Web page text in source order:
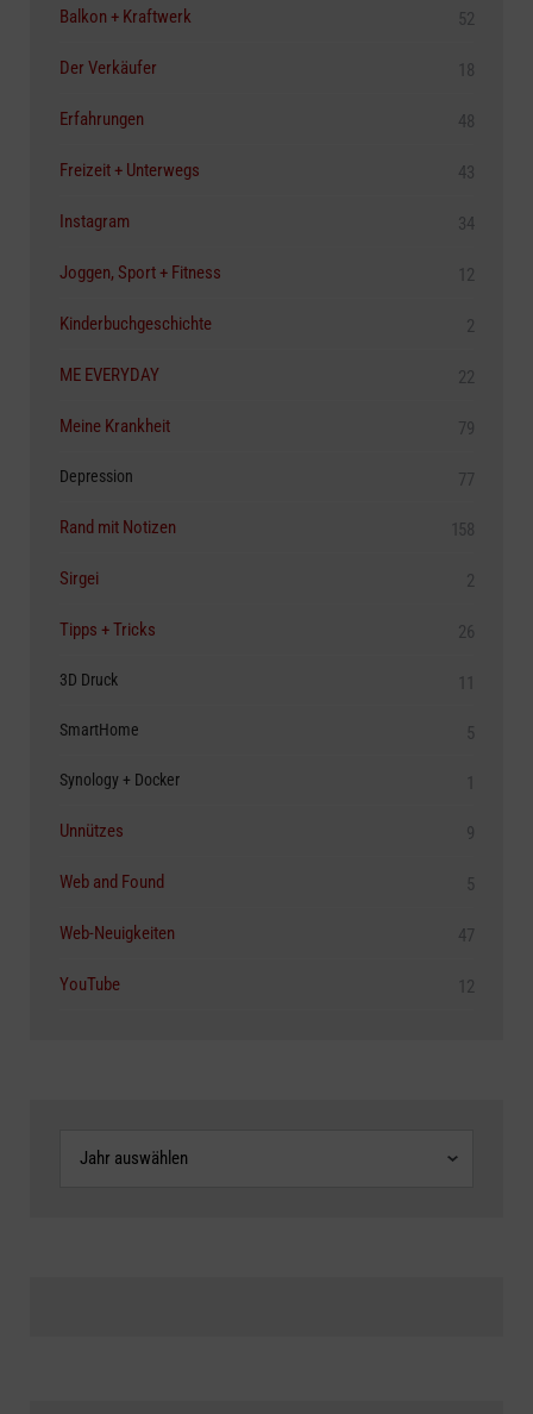
Balkon + Kraftwerk 52
Der Verkäufer 18
Erfahrungen 48
Freizeit + Unterwegs 43
Instagram 34
Joggen, Sport + Fitness 12
Kinderbuchgeschichte 2
ME EVERYDAY 22
Meine Krankheit 79
Depression 77
Rand mit Notizen 158
Sirgei 2
Tipps + Tricks 26
3D Druck 11
SmartHome 5
Synology + Docker 1
Unnützes 9
Web and Found 5
Web-Neuigkeiten 47
YouTube 12